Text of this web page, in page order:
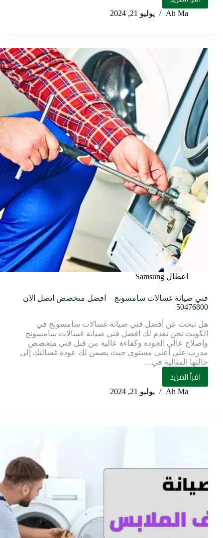
Ah Ma يوليو 21, 2024
اعطال Samsung
فني صيانة غسالات سامسونج – افضل متخصص اتصل الان
50476800
هل تبحث عن أفضل فني صيانة غسالات سامسونج في
الكويت نحن نقدم لك افضل فني صيانة غسالات سامسونج
واصلاح عالي الجودة وكفاءة عالية من قبل فني متخصص
مدرب على أعلى مستوى حيث يضمن لك عودة غسالتك إلى
حالتها المثالية في…
اقرأ المزيد
Ah Ma يوليو 21, 2024